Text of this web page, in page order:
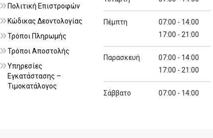
Πολιτική Επιστροφών
Κώδικας Δεοντολογίας
Τρόποι Πληρωμής
Τρόποι Αποστολής
Υπηρεσίες
Εγκατάστασης –
Τιμοκατάλογος
Πέμπτη
07:00 - 14:00
17:00 - 21:00
Παρασκευή
07:00 - 14:00
17:00 - 21:00
Σάββατο 07:00 - 14:00